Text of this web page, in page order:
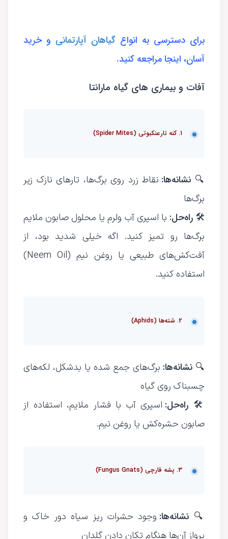
برای دسترسی به انواع گیاهان آپارتمانی و خرید
آسان، اینجا مراجعه کنید.
آفات و بیماری های گیاه مارانتا
1. کنه تارعنکبوتی (Spider Mites)
🔍 نشانه‌ها: نقاط زرد روی برگ‌ها، تارهای نازک زیر
برگ‌ها
🛠راه‌حل: با اسپری آب ولرم یا محلول صابون ملایم
برگ‌ها رو تمیز کنید. اگه خیلی شدید بود، از
آفت‌کش‌های طبیعی یا روغن نیم (Neem Oil)
استفاده کنید.
2. شته‌ها (Aphids)
🔍نشانه‌ها: برگ‌های جمع شده یا بدشکل، لکه‌های
چسبناک روی گیاه
🛠 راه‌حل: اسپری آب با فشار ملایم، استفاده از
صابون حشره‌کش یا روغن نیم.
3. پشه قارچی (Fungus Gnats)
🔍 نشانه‌ها: وجود حشرات ریز سیاه دور خاک و
پرواز آن‌ها هنگام تکان دادن گلدان